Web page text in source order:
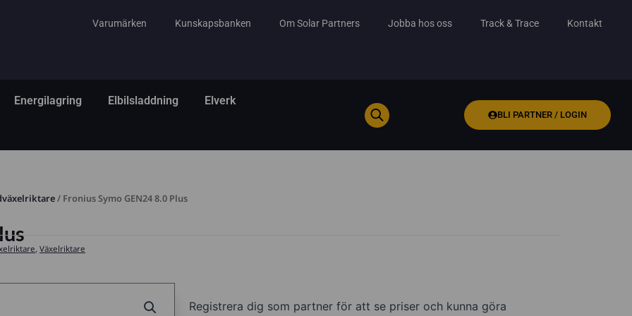
Varumärken Kunskapsbanken Om Solar Partners Jobba hos oss Track & Trace Kontakt
El & Tillbehör
Energilagring Öppna Energilagring
Elbilsladdning Öppna Elbilsladdning
Elverk
BLI PARTNER / LOGIN
/ Fronius Symo GEN24 8.0 Plus
, Växelriktare
Registrera dig som partner för att se priser och kunna göra